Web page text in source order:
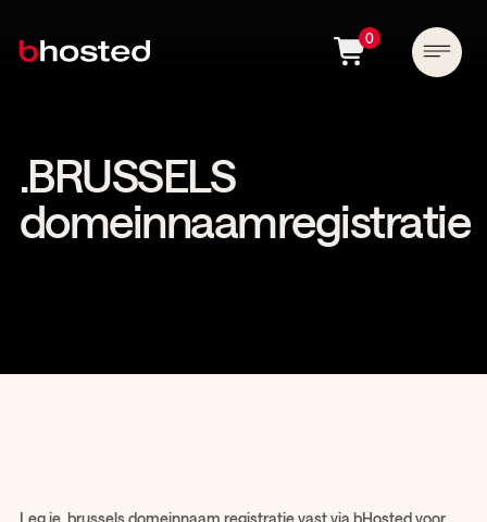
0
.BRUSSELS
domeinnaamregistratie
Leg je .brussels domeinnaam registratie vast via bHosted voor